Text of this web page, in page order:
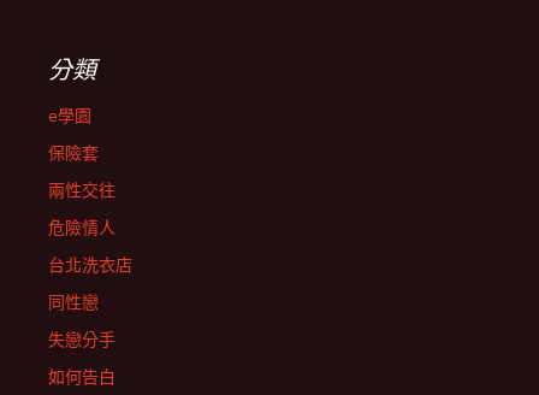
分類
e學園
保險套
兩性交往
危險情人
台北洗衣店
同性戀
失戀分手
如何告白